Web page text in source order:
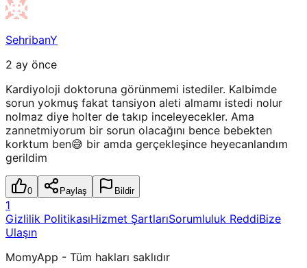
SehribanY
2 ay önce
Kardiyoloji doktoruna görünmemi istediler. Kalbimde
sorun yokmuş fakat tansiyon aleti almamı istedi nolur
nolmaz diye holter de takıp inceleyecekler. Ama
zannetmiyorum bir sorun olacağını bence bebekten
korktum ben😅 bir amda gerçekleşince heyecanlandım
gerildim
0 Paylaş Bildir
1
Gizlilik PolitikasıHizmet ŞartlarıSorumluluk ReddiBize
Ulaşın
MomyApp - Tüm hakları saklıdır